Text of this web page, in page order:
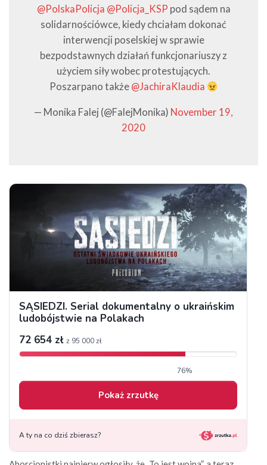
@PolskaPolicja @Policja_KSP pod sądem na
solidarnościówce, kiedy chciałam dokonać
interwencji poselskiej w sprawie
bezpodstawnych działań funkcjonariuszy z
użyciem siły wobec protestujących.
Poszarpano także @JachiraKlaudia
— Monika Falej (@FalejMonika) November 19,
2020